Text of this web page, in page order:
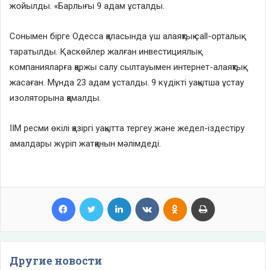
жойылды. «Барлығы 9 адам ұсталды.
Сонымен бірге Одесса қаласында үш алаяқтық call-орталық
таратылды. Қаскөйлер жалған инвестициялық
компанияларға қаржы салу сылтауымен интернет-алаяқтық
жасаған. Мұнда 23 адам ұсталды. 9 күдікті уақытша ұстау
изоляторына қамалды.
ІІМ ресми өкілі қазіргі уақытта тергеу және жедел-іздестіру
амалдары жүріп жатқанын мәлімдеді.
Facebook Twitter LinkedIn VKontakteOdnoklassniki
Другие новости